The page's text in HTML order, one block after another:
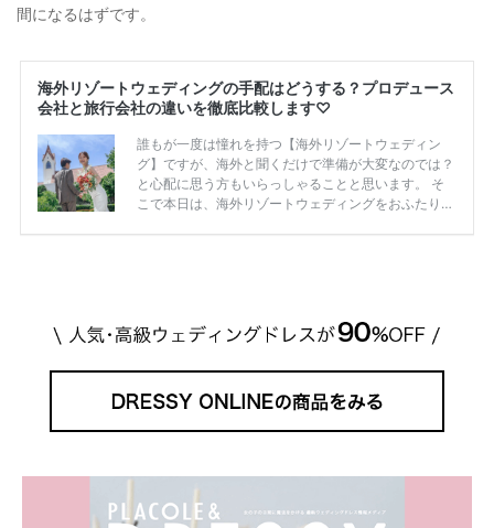
間になるはずです。